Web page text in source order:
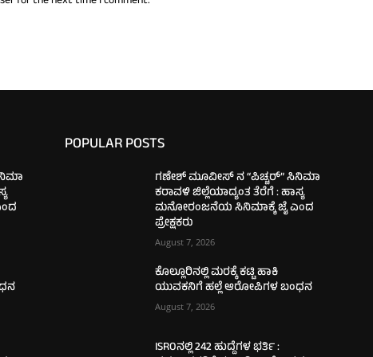
POPULAR POSTS
ಗಣೇಶ್ ಮೂವೀಸ್ ನ “ಪಿಚ್ಚರ್” ಸಿನಿಮಾ
ಕರಾವಳಿ ಜಿಲ್ಲೆಯಾದ್ಯಂತ ತೆರೆಗೆ : ಹಾಸ್ಯ
ಮನೋರಂಜನೆಯ ಸಿನಿಮಾಕ್ಕೆ ಜೈ ಎಂದ
ಪ್ರೇಕ್ಷಕರು
August 7, 2026
ಕೊಲ್ಲೂರಿನಲ್ಲಿ ಮರಕ್ಕೆ ಕಟ್ಟಿ ಹಾಕಿ
ಯುವಕನಿಗೆ ಹಲ್ಲೆ ಆರೋಪಿಗಳ ಬಂಧನ
August 7, 2026
ISROನಲ್ಲಿ 242 ಹುದ್ದೆಗಳ ಭರ್ತಿ :